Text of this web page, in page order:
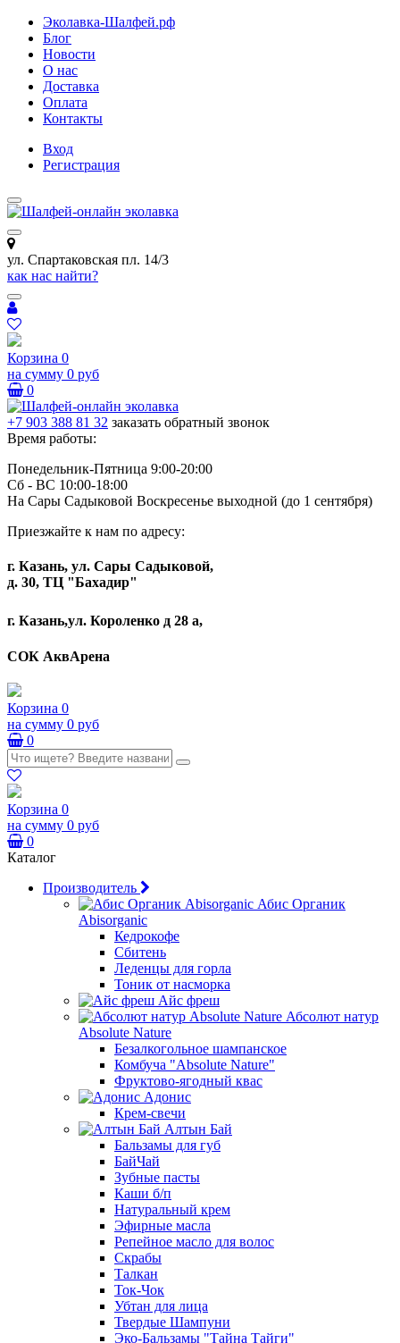
Эколавка-Шалфей.рф
Блог
Новости
О нас
Доставка
Оплата
Контакты
Вход
Регистрация
ул. Спартаковская пл. 14/3
как нас найти?
Корзина 0
на сумму 0 руб
0
+7 903 388 81 32 заказать обратный звонок
Время работы:
Понедельник-Пятница 9:00-20:00
Сб - ВС 10:00-18:00
На Сары Садыковой Воскресенье выходной (до 1 сентября)
Приезжайте к нам по адресу:
г. Казань, ул. Сары Садыковой,
д. 30, ТЦ "Бахадир"
г. Казань,ул. Короленко д 28 а,
СОК АквАрена
Корзина 0
на сумму 0 руб
0
Корзина 0
на сумму 0 руб
0
Каталог
Производитель
Абис Органик
Abisorganic
Кедрокофе
Сбитень
Леденцы для горла
Тоник от насморка
Айс фреш
Абсолют натур
Absolute Nature
Безалкогольное шампанское
Комбуча "Absolute Nature"
Фруктово-ягодный квас
Адонис
Крем-свечи
Алтын Бай
Бальзамы для губ
БайЧай
Зубные пасты
Каши б/п
Натуральный крем
Эфирные масла
Репейное масло для волос
Скрабы
Талкан
Ток-Чок
Убтан для лица
Твердые Шампуни
Эко-Бальзамы "Тайна Тайги"